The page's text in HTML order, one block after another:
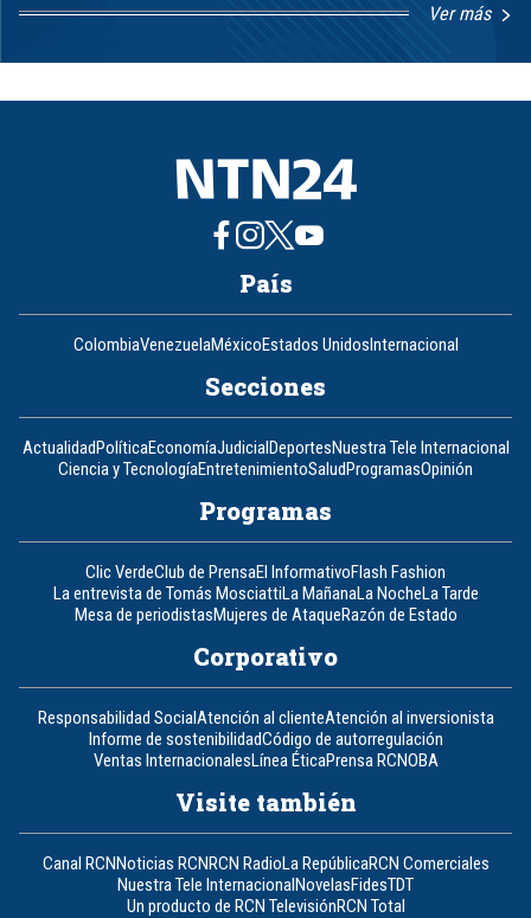
Ver más
8
País
ColombiaVenezuelaMéxicoEstados UnidosInternacional
Secciones
ActualidadPolíticaEconomíaJudicialDeportesNuestra Tele Internacional
Ciencia y TecnologíaEntretenimientoSaludProgramasOpinión
Programas
Clic VerdeClub de PrensaEl InformativoFlash Fashion
La entrevista de Tomás MosciattiLa MañanaLa NocheLa Tarde
Mesa de periodistasMujeres de AtaqueRazón de Estado
Corporativo
Responsabilidad SocialAtención al clienteAtención al inversionista
Informe de sostenibilidadCódigo de autorregulación
Ventas InternacionalesLínea ÉticaPrensa RCNOBA
Visite también
Canal RCNNoticias RCNRCN RadioLa RepúblicaRCN Comerciales
Nuestra Tele InternacionalNovelasFidesTDT
Un producto de RCN TelevisiónRCN Total